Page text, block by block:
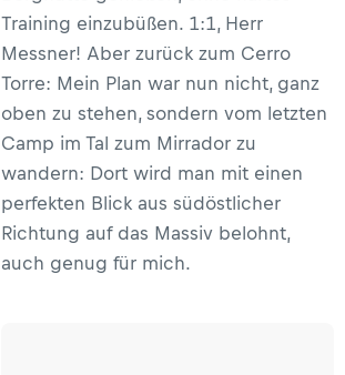
Training einzubüßen. 1:1, Herr
Messner! Aber zurück zum Cerro
Torre: Mein Plan war nun nicht, ganz
oben zu stehen, sondern vom letzten
Camp im Tal zum Mirrador zu
wandern: Dort wird man mit einen
perfekten Blick aus südöstlicher
Richtung auf das Massiv belohnt,
auch genug für mich.